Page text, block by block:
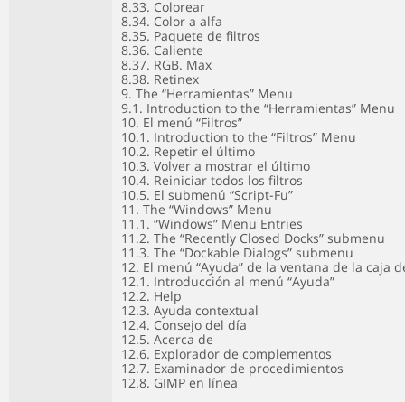
8.33. Colorear
8.34. Color a alfa
8.35. Paquete de filtros
8.36. Caliente
8.37. RGB. Max
8.38. Retinex
9. The “Herramientas” Menu
9.1. Introduction to the “Herramientas” Menu
10. El menú “Filtros”
10.1. Introduction to the “Filtros” Menu
10.2. Repetir el último
10.3. Volver a mostrar el último
10.4. Reiniciar todos los filtros
10.5. El submenú “Script-Fu”
11. The “Windows” Menu
11.1. “Windows” Menu Entries
11.2. The “Recently Closed Docks” submenu
11.3. The “Dockable Dialogs” submenu
12. El menú “Ayuda” de la ventana de la caja
12.1. Introducción al menú “Ayuda”
12.2. Help
12.3. Ayuda contextual
12.4. Consejo del día
12.5. Acerca de
12.6. Explorador de complementos
12.7. Examinador de procedimientos
12.8. GIMP en línea